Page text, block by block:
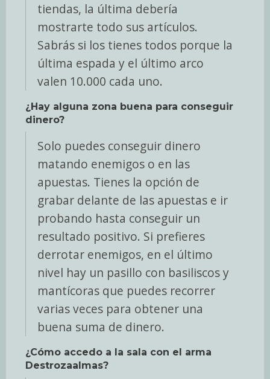
tiendas, la última debería
mostrarte todo sus artículos.
Sabrás si los tienes todos porque la
última espada y el último arco
valen 10.000 cada uno.
¿Hay alguna zona buena para conseguir
dinero?
Solo puedes conseguir dinero
matando enemigos o en las
apuestas. Tienes la opción de
grabar delante de las apuestas e ir
probando hasta conseguir un
resultado positivo. Si prefieres
derrotar enemigos, en el último
nivel hay un pasillo con basiliscos y
mantícoras que puedes recorrer
varias veces para obtener una
buena suma de dinero.
¿Cómo accedo a la sala con el arma
Destrozaalmas?